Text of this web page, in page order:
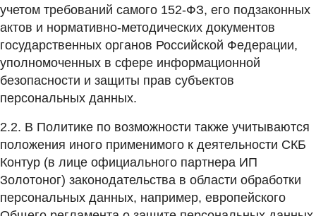
учетом требований самого 152-ФЗ, его подзаконных
актов и нормативно-методических документов
государственных органов Российской Федерации,
уполномоченных в сфере информационной
безопасности и защиты прав субъектов
персональных данных.
2.2. В Политике по возможности также учитываются
положения иного применимого к деятельности СКБ
Контур (в лице официального партнера ИП
Золотоног) законодательства в области обработки
персональных данных, например, европейского